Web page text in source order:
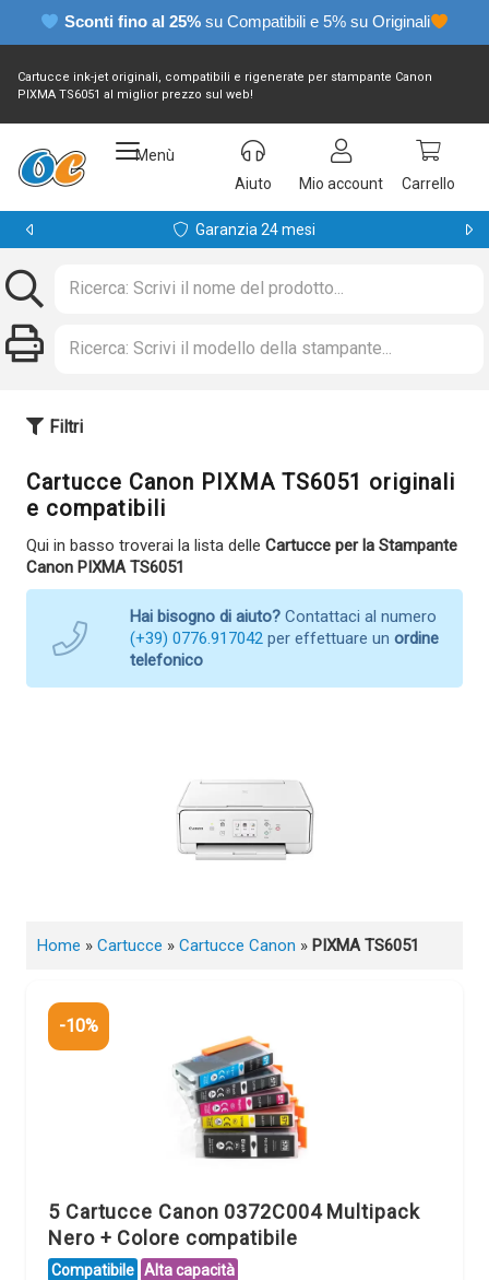
Sconti fino al 25% su Compatibili e 5% su Originali
Cartucce ink-jet originali, compatibili e rigenerate per stampante Canon
PIXMA TS6051 al miglior prezzo sul web!
Menù
Aiuto
Mio account Carrello
Garanzia 24 mesi
Filtri
Cartucce Canon PIXMA TS6051 originali
e compatibili
Qui in basso troverai la lista delle Cartucce per la Stampante
Canon PIXMA TS6051
Hai bisogno di aiuto? Contattaci al numero
(+39) 0776.917042 per effettuare un ordine
telefonico
Home » Cartucce » Cartucce Canon » PIXMA TS6051
-10%
5 Cartucce Canon 0372C004 Multipack
Nero + Colore compatibile
Compatibile Alta capacità